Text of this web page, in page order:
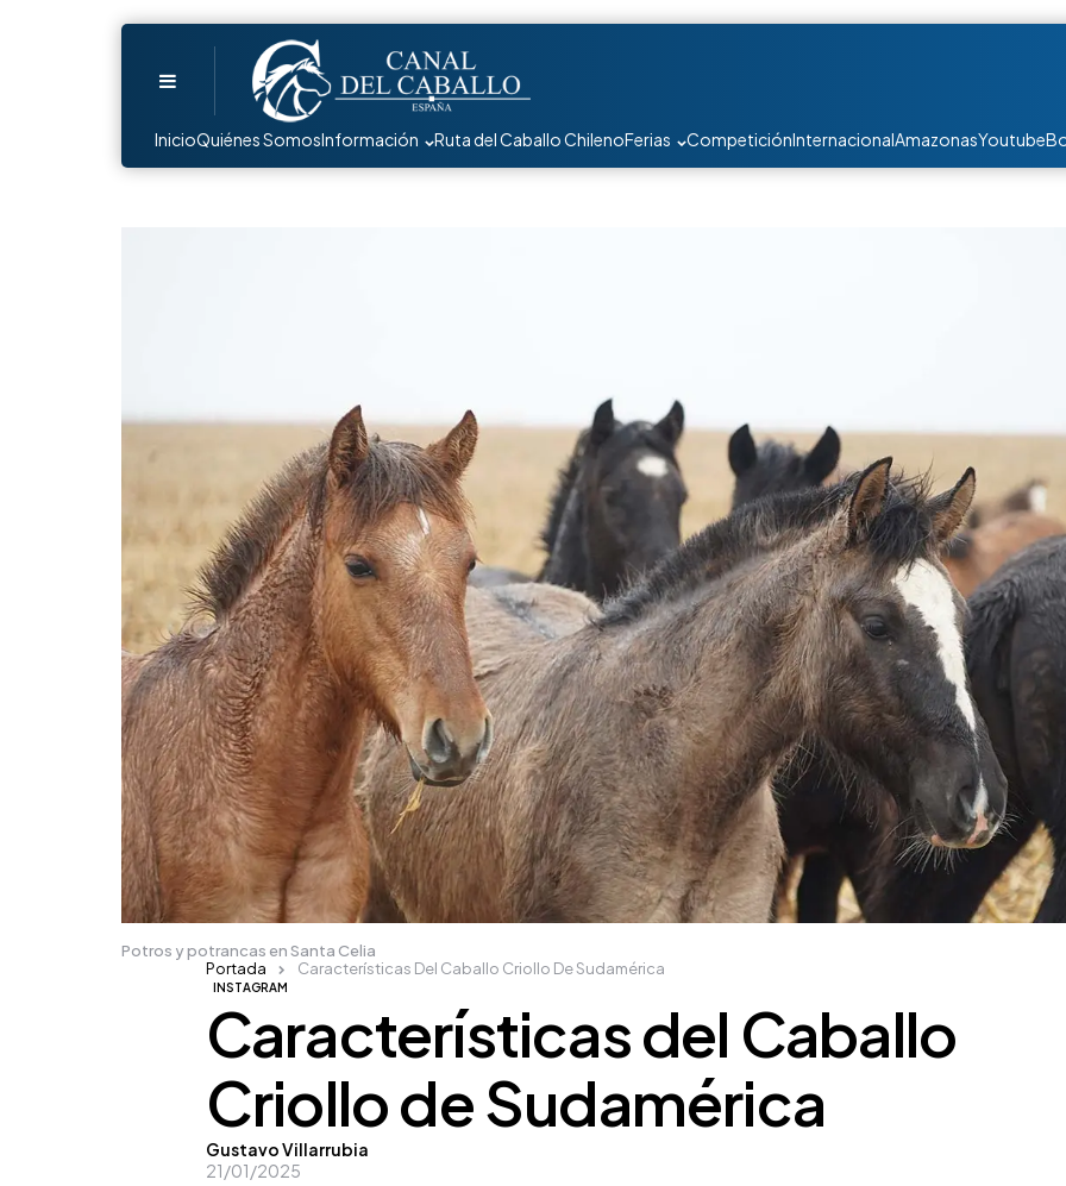
InicioQuiénes SomosInformación Ruta del Caballo ChilenoFerias CompeticiónInternacionalAmazonasYoutube
Potros y potrancas en Santa Celia
INSTAGRAM
Características del Caballo
Criollo de Sudamérica
Posted
by
Gustavo Villarrubia
21/01/2025
Portada Características Del Caballo Criollo De Sudamérica